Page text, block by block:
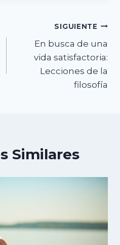
SIGUIENTE
En busca de una
vida satisfactoria:
Lecciones de la
filosofía
Similares